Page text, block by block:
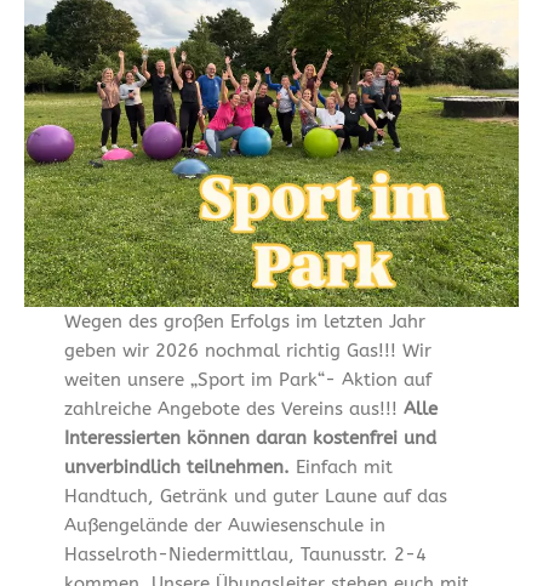
Wegen des großen Erfolgs im letzten Jahr
geben wir 2026 nochmal richtig Gas!!! Wir
weiten unsere „Sport im Park“- Aktion auf
zahlreiche Angebote des Vereins aus!!! Alle
Interessierten können daran kostenfrei und
unverbindlich teilnehmen. Einfach mit
Handtuch, Getränk und guter Laune auf das
Außengelände der Auwiesenschule in
Hasselroth-Niedermittlau, Taunusstr. 2-4